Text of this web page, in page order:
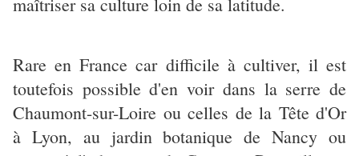
Rare en France car difficile à cultiver, il est
toutefois possible d'en voir dans la serre de
Chaumont-sur-Loire ou celles de la Tête d'Or
à Lyon, au jardin botanique de Nancy ou